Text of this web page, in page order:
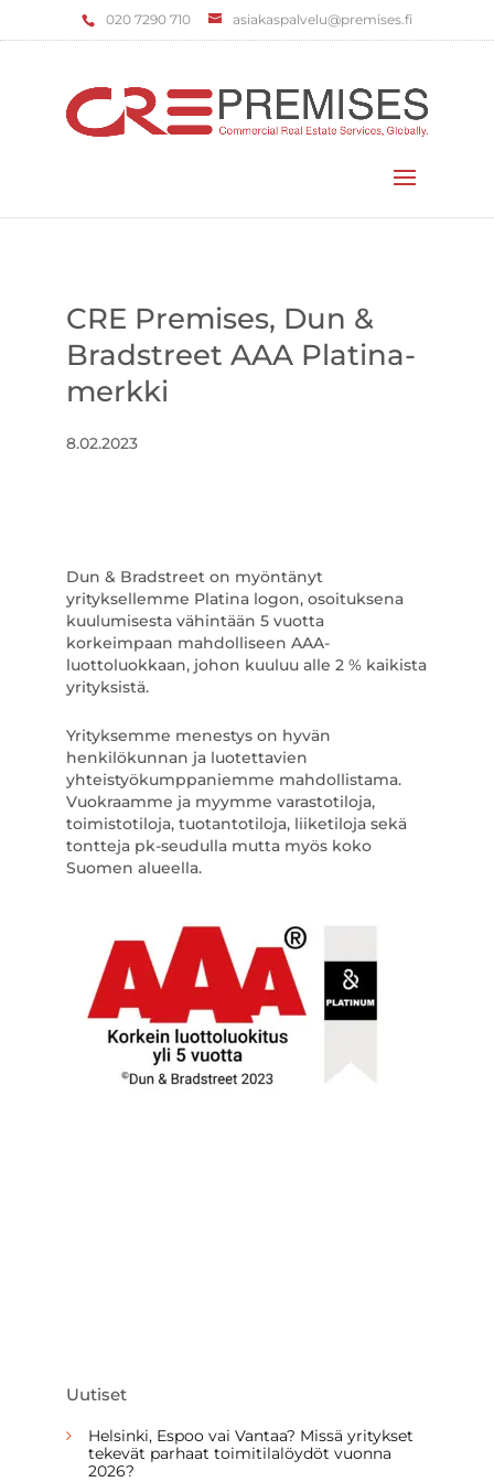
‌020 7290 710 asiakaspalvelu@premises.fi
CRE Premises, Dun &
Bradstreet AAA Platina-
merkki
8.02.2023
Dun & Bradstreet on myöntänyt
yrityksellemme Platina logon, osoituksena
kuulumisesta vähintään 5 vuotta
korkeimpaan mahdolliseen AAA-
luottoluokkaan, johon kuuluu alle 2 % kaikista
yrityksistä.
Yrityksemme menestys on hyvän
henkilökunnan ja luotettavien
yhteistyökumppaniemme mahdollistama.
Vuokraamme ja myymme varastotiloja,
toimistotiloja, tuotantotiloja, liiketiloja sekä
tontteja pk-seudulla mutta myös koko
Suomen alueella.
Uutiset
Helsinki, Espoo vai Vantaa? Missä yritykset
tekevät parhaat toimitilalöydöt vuonna
2026?